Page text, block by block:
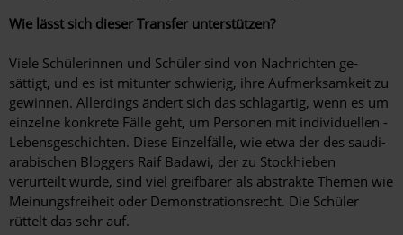
Wie lässt sich dieser Transfer unterstützen?
Viele Schülerinnen und Schüler sind von Nachrichten ge­
sättigt, und es ist mitunter schwierig, ihre Aufmerksamkeit zu
gewinnen. Allerdings ändert sich das schlagartig, wenn es um
einzelne konkrete Fälle geht, um Personen mit individuellen ­
Lebensgeschichten. Diese Einzelfälle, wie etwa der des saudi-
arabischen Bloggers Raif Badawi, der zu Stockhieben
verurteilt wurde, sind viel greifbarer als abstrakte Themen wie
Meinungsfreiheit oder Demonstrationsrecht. Die Schüler
rüttelt das sehr auf.